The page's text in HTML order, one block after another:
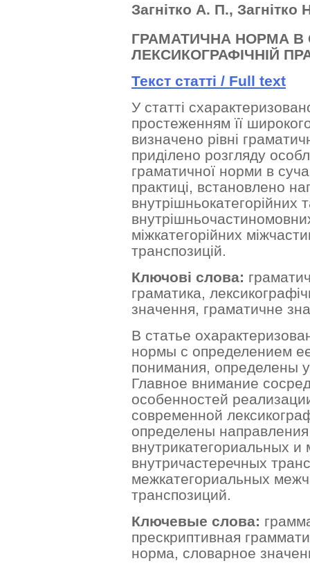
Загнітко А. П., Загнітко
ГРАМАТИЧНА НОРМА В
ЛЕКСИКОГРАФІЧНІЙ
Текст статті / Full text
У статті
простеженням її
визначено рівні
приділено розгляду
граматичної норми в
практиці, встановлено
внутрішньокатегорійних
міжкатегорійних
транспозицій.
Ключові слова:
граматика,
значення, граматичне
В статье
нормы с определением
понимания, определены
Главное внимание
особенностей
современной
определены
внутрикатегориальных
внутричастеречных
межкатегориальных
транспозиций.
Ключевые слова:
прескриптивная
норма, словарное